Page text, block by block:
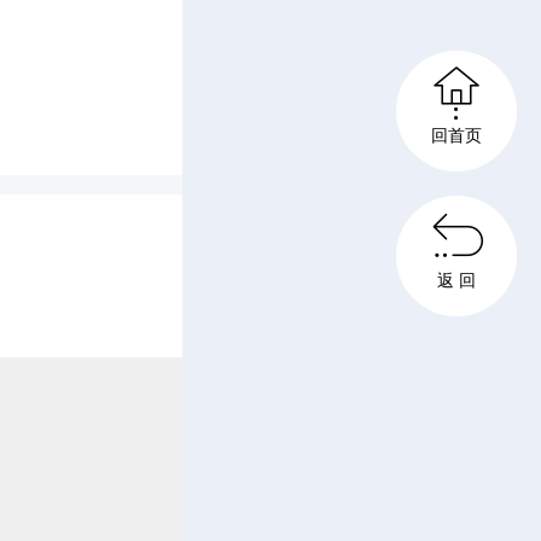

回首页

返 回